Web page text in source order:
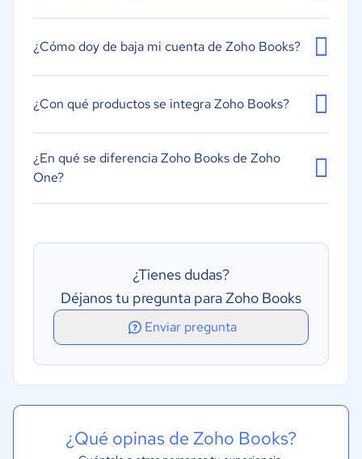
¿Cómo doy de baja mi cuenta de Zoho Books?
¿Con qué productos se integra Zoho Books?
¿En qué se diferencia Zoho Books de Zoho
One?
¿Tienes dudas?
Déjanos tu pregunta para Zoho Books
Enviar pregunta
¿Qué opinas de Zoho Books?